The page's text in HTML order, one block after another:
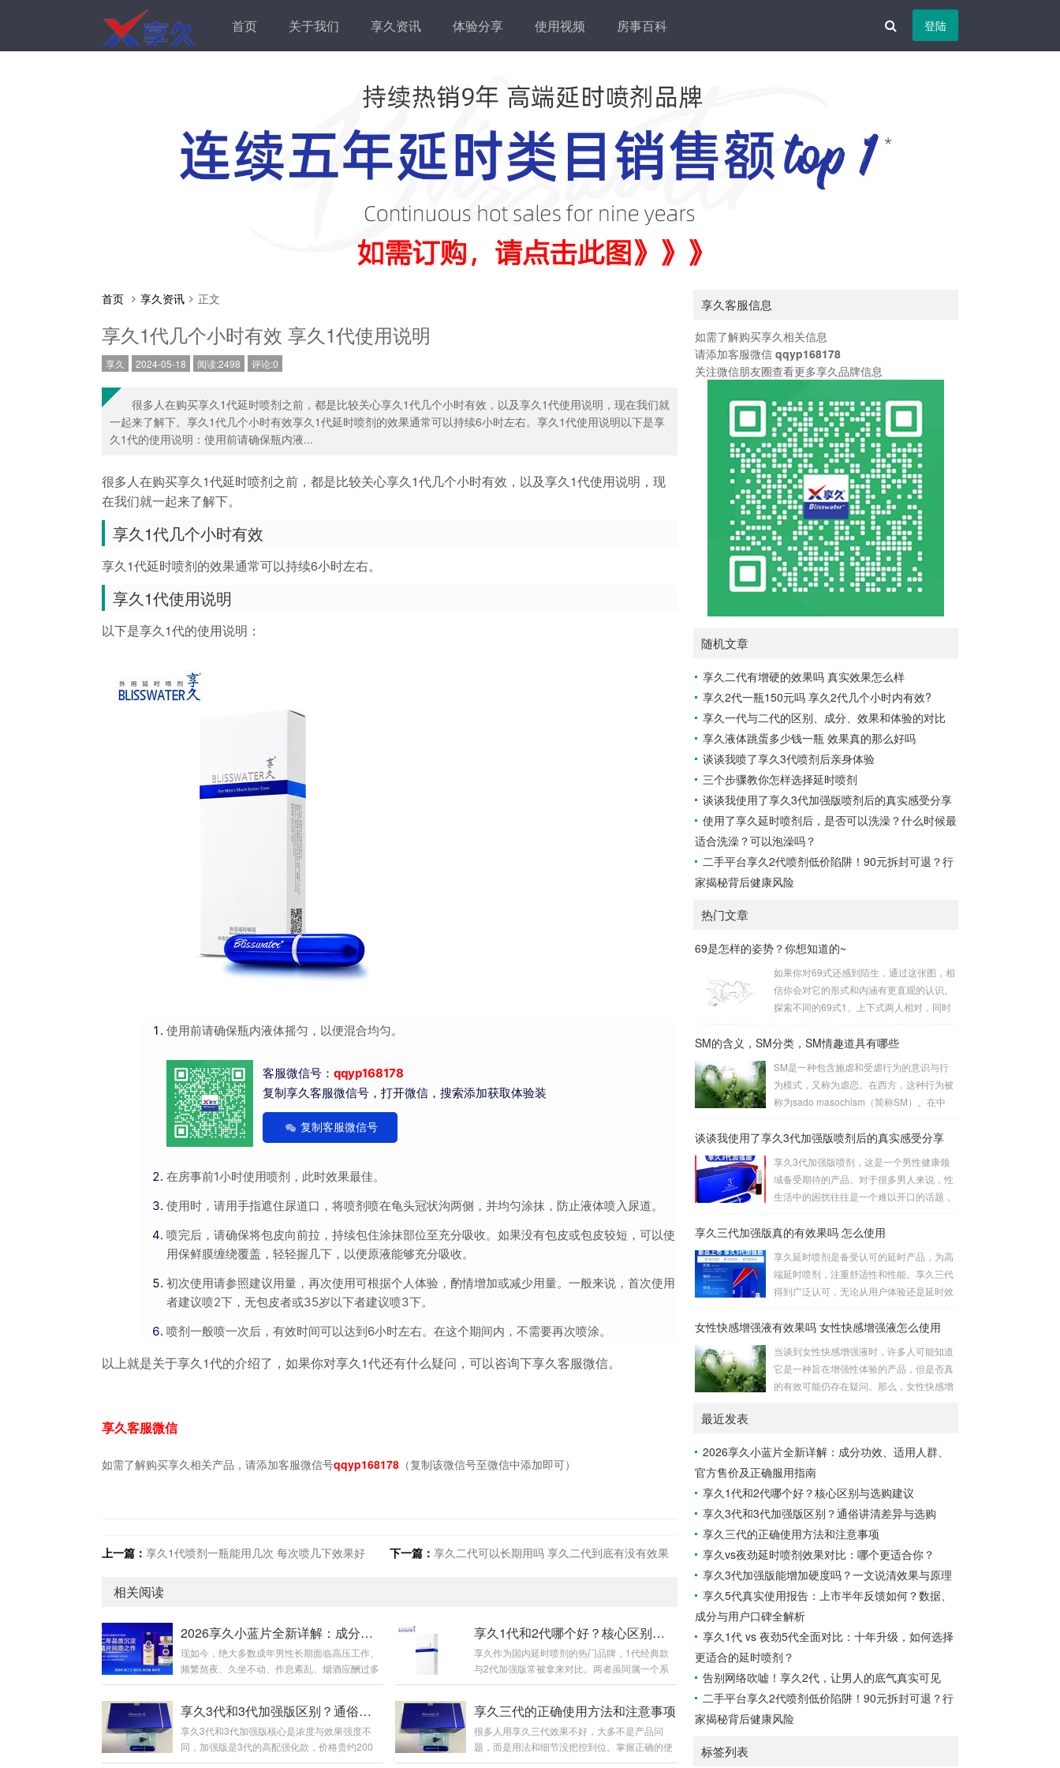
首页 关于我们 享久资讯 体验分享 使用视频 房事百科 登陆
首页 享久资讯 正文
享久1代几个小时有效 享久1代使用说明
享久 2024-05-18 阅读:2498 评论:0
很多人在购买享久1代延时喷剂之前，都是比较关心享久1代几个小时有效，以及享久1代使用说明，现在我们就
一起来了解下。享久1代几个小时有效享久1代延时喷剂的效果通常可以持续6小时左右。享久1代使用说明以下是享
久1代的使用说明：使用前请确保瓶内液...
很多人在购买享久1代延时喷剂之前，都是比较关心享久1代几个小时有效，以及享久1代使用说明，现
在我们就一起来了解下。
享久1代几个小时有效
享久1代延时喷剂的效果通常可以持续6小时左右。
享久1代使用说明
以下是享久1代的使用说明：
使用前请确保瓶内液体摇匀，以便混合均匀。
客服微信号： qqyp168178
复制享久客服微信号，打开微信，搜索添加获取体验装
复制客服微信号
在房事前1小时使用喷剂，此时效果最佳。
使用时，请用手指遮住尿道口，将喷剂喷在龟头冠状沟两侧，并均匀涂抹，防止液体喷入尿道。
喷完后，请确保将包皮向前拉，持续包住涂抹部位至充分吸收。如果没有包皮或包皮较短，可以使
用保鲜膜缠绕覆盖，轻轻握几下，以便原液能够充分吸收。
初次使用请参照建议用量，再次使用可根据个人体验，酌情增加或减少用量。一般来说，首次使用
者建议喷2下，无包皮者或35岁以下者建议喷3下。
喷剂一般喷一次后，有效时间可以达到6小时左右。在这个期间内，不需要再次喷涂。
以上就是关于享久1代的介绍了，如果你对享久1代还有什么疑问，可以咨询下享久客服微信。
享久客服微信
如需了解购买享久相关产品，请添加客服微信号qqyp168178 （复制该微信号至微信中添加即可）
上一篇： 享久1代喷剂一瓶能用几次 每次喷几下效果好 下一篇： 享久二代可以长期用吗 享久二代到底有没有效果
相关阅读
2026享久小蓝片全新详解：成分功效、适用人群、官方售价及正确服用指南
现如今，绝大多数成年男性长期面临高压工作、
频繁熬夜、久坐不动、作息紊乱、烟酒应酬过多
等问题。很多男性明明体检各项指标正常，身体
膝酸软、事后疲惫难恢复等隐性透支问题。市面
上男性养护产品鱼龙混杂，速效产品副作用大、
易产生依赖性，传统滋补品见效慢、腥味重、吸
收差。为此，专注男性健康养护多年的知名品牌
享久1代和2代哪个好？核心区别与选购建议
享久作为国内延时喷剂的热门品牌，1代经典款
与2代加强版常被拿来对比。两者虽同属一个系
列，但在配方、起效速度、使用体感及性价比上
配需求的款式。先看基础定位与核心配方。享久
1代是2015年上市的初代产品，作为品牌入门
款，配方主打基础天然草本成分，成分浓度适
中，核心作用是初步降低敏感度，满足基础延时
享久3代和3代加强版区别？通俗讲清差异与选购
享久3代和3代加强版核心是浓度与效果强度不
同，加强版是3代的高配强化款，价格贵约200
元，适合追求更强效果的人；标准版更温和，适
享久三代的正确使用方法和注意事项
很多人用享久三代效果不好，大多不是产品问
题，而是用法和细节没把控到位。掌握正确的使
用步骤，规避常见误区，才能充分发挥产品效
享久客服信息
如需了解购买享久相关信息
请添加客服微信 qqyp168178
关注微信朋友圈查看更多享久品牌信息
随机文章
享久二代有增硬的效果吗 真实效果怎么样
享久2代一瓶150元吗 享久2代几个小时内有效?
享久一代与二代的区别、成分、效果和体验的对比
享久液体跳蛋多少钱一瓶 效果真的那么好吗
谈谈我喷了享久3代喷剂后亲身体验
三个步骤教你怎样选择延时喷剂
谈谈我使用了享久3代加强版喷剂后的真实感受分享
使用了享久延时喷剂后，是否可以洗澡？什么时候最
适合洗澡？可以泡澡吗？
二手平台享久2代喷剂低价陷阱！90元拆封可退？行
家揭秘背后健康风险
热门文章
69是怎样的姿势？你想知道的~
如果你对69式还感到陌生，通过这张图，相
信你会对它的形式和内涵有更直观的认识。
探索不同的69式1、上下式两人相对，同时
出深度的身体交流。2、侧躺式最为舒适的
这种体位让双方能更轻松地互相口爱。3、
立式是一种较为高难度的体位，其中一人站
立，而另一人倒立。考验了男女双方身体素
势的独特之处在于，女性可以更轻松地掌控
伴侣的口舌刺激，同时避免疲劳。男性则可
通过合适的角度和...
SM的含义，SM分类，SM情趣道具有哪些
SM是一种包含施虐和受虐行为的意识与行
为模式，又称为虐恋。在西方，这种行为被
称为sado masochism（简称SM）。在中
词是由施虐倾向（Sadism）和受虐倾向（M
们通常所说的SM。SM情趣道具包括捆绑和
束缚、悬吊、性辅助工具、灌肠、导尿、窒
息、穿刺穿环、舔、野外调教、蜡烛、冰
具在使用时需要注意安全和卫生，尤其是涉
及到身体部位的刺激和捆绑时，要注意血...
谈谈我使用了享久3代加强版喷剂后的真实感受分享
享久3代加强版喷剂，这是一个男性健康领
域备受期待的产品。对于很多男人来说，性
生活中的困扰往往是一个难以开口的话题，
之道。我对这款产品的真实感受是非常积极
了显著的帮助。首先，我要强调的是这个产
品的使用非常简单。只需将享久3代加强版
喷剂喷洒在阳具上，然后轻轻按摩，稍等片
我来说非常重要，因为它不需要繁琐的准备
或额外的设备，而是一个方便且离不开家的
解决方案。当我第一次使用...
享久三代加强版真的有效果吗 怎么使用
享久延时喷剂是备受认可的延时产品，为高
端延时喷剂，注重舒适性和性能。享久三代
得到广泛认可，无论从用户体验还是延时效
理解析享久三代的成分包括红高颗、丁香、
参、秦椒、乙醇等。这些成分不仅减少敏感
度以延长时间，还添加了提升快感的成分，
实现延时效果的同时保留性生活的乐趣。产
效，30分钟至7小时内效果最佳，15小时内
持续有效。清洗...
女性快感增强液有效果吗 女性快感增强液怎么使用
当谈到女性快感增强液时，许多人可能知道
它是一种旨在增强性体验的产品，但是否真
的有效可能仍存在疑问。那么，女性快感增
液是一种针对女性的产品，据称可以增强性
欲。如果你在性方面感到冷漠，可以考虑尝
试这种产品，它可能有助于提高性表现，并
增加私处的敏感度，从而改善性生活。如果
性快感增强液来满足你的生理需求。女性快
感增强液的使用方法女性快感...
最近发表
2026享久小蓝片全新详解：成分功效、适用人群、
官方售价及正确服用指南
享久1代和2代哪个好？核心区别与选购建议
享久3代和3代加强版区别？通俗讲清差异与选购
享久三代的正确使用方法和注意事项
享久vs夜劲延时喷剂效果对比：哪个更适合你？
享久3代加强版能增加硬度吗？一文说清效果与原理
享久5代真实使用报告：上市半年反馈如何？数据、
成分与用户口碑全解析
享久1代 vs 夜劲5代全面对比：十年升级，如何选择
更适合的延时喷剂？
告别网络吹嘘！享久2代，让男人的底气真实可见
二手平台享久2代喷剂低价陷阱！90元拆封可退？行
家揭秘背后健康风险
标签列表